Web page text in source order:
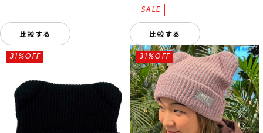
比較する 比較する
31%OFF 31%OFF